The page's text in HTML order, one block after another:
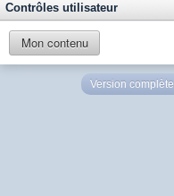
Contrôles utilisateur
Mon contenu
Version complète